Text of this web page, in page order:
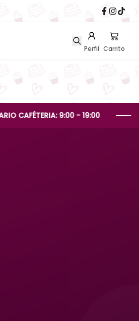
Perfil Carrito
9:00 - 19:00